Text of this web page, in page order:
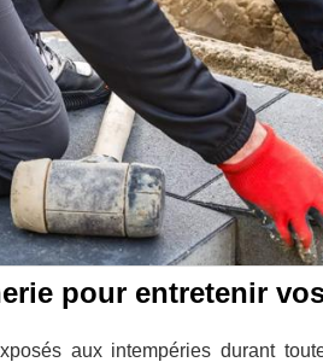
pour entretenir
aux intempéries durant